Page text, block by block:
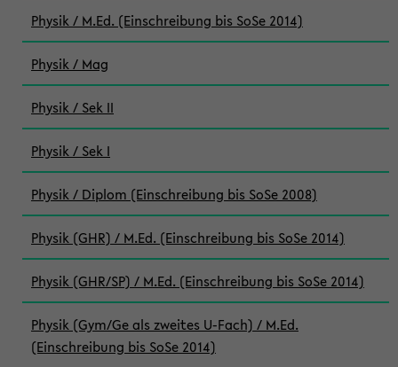
Physik / M.Ed. (Einschreibung bis SoSe 2014)
Physik / Mag
Physik / Sek II
Physik / Sek I
Physik / Diplom (Einschreibung bis SoSe 2008)
Physik (GHR) / M.Ed. (Einschreibung bis SoSe 2014)
Physik (GHR/SP) / M.Ed. (Einschreibung bis SoSe 2014)
Physik (Gym/Ge als zweites U-Fach) / M.Ed.
(Einschreibung bis SoSe 2014)